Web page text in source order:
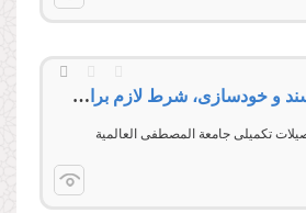
تحصیل علوم خداپسند و خودسازی، شرط لازم برای رسیدن به قرب خدا
تکمیلی جامعة المصطفی العالمیة